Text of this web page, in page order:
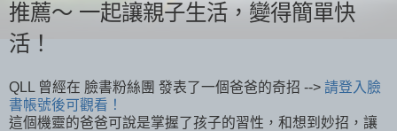
推薦～ 一起讓親子生活，變得簡單快
活！
QLL 曾經在 臉書粉絲團 發表了一個爸爸的奇招 --> 請登入臉
書帳號後可觀看！
這個機靈的爸爸可說是掌握了孩子的習性，和想到妙招，讓